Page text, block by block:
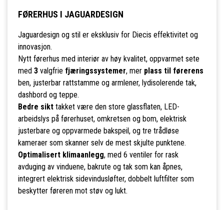
FØRERHUS I JAGUARDESIGN
Jaguardesign og stil er eksklusiv for Diecis effektivitet og
innovasjon.
Nytt førerhus med interiør av høy kvalitet, oppvarmet sete
med 3valgfrie fjæringssystemer, mer plass til førerens
ben, justerbar rattstamme og armlener, lydisolerende tak,
dashbord og teppe.
Bedre sikttakket være den store glassflaten, LED-
arbeidslys på førerhuset, omkretsen og bom, elektrisk
justerbare og oppvarmede bakspeil, og tre trådløse
kameraer som skanner selv de mest skjulte punktene.
Optimalisert klimaanlegg, med 6 ventiler for rask
avduging av vinduene, bakrute og tak som kan åpnes,
integrert elektrisk sidevindusløfter, dobbelt luftfilter som
beskytter føreren mot støv og lukt.